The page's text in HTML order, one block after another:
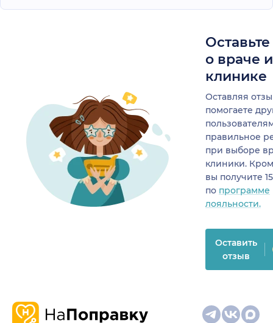
о враче
клинике
Оставляя
помогаете
правильное
при выборе
клиники.
вы получите
по программе
лояльности.
Оставить
отзыв